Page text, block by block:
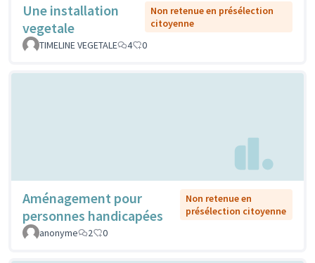
Une installation
vegetale
Non retenue en présélection
citoyenne
TIMELINE VEGETALE
4 0
Aménagement pour
personnes handicapées
Non retenue en
présélection citoyenne
anonyme
2 0